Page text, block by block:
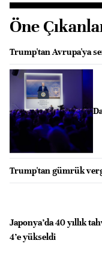
Öne
Trump'tan Avrupa'ya
Trump'tan gümrük
Japonya’da 40 yıllık
4’e yükseldi